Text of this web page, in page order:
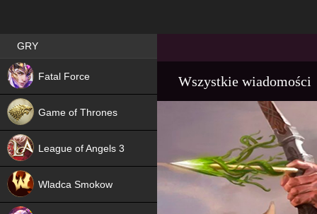
Wszystkie wiadomości
Best RPG games in Poland
GRY
Fatal Force
NEW
Game of Thrones
League of Angels 3
Wladca Smokow